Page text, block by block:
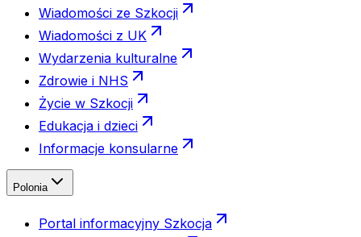
Wiadomości ze Szkocji
Wiadomości z UK
Wydarzenia kulturalne
Zdrowie i NHS
Życie w Szkocji
Edukacja i dzieci
Informacje konsularne
Polonia
Portal informacyjny Szkocja